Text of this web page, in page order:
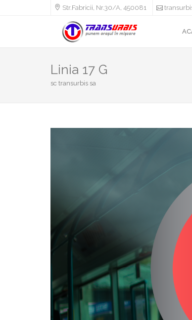
Str.Fabricii, Nr.30/A, 450081
Linia 17 G
sc transurbis sa